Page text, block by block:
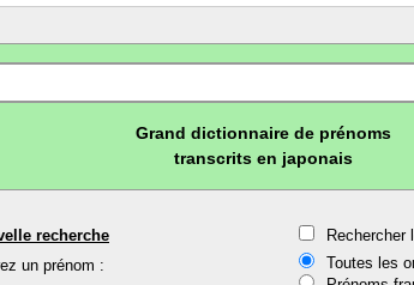
Grand dictionnaire de prénoms
transcrits en japonais
recherche
un prénom :
Rechercher
Toutes les